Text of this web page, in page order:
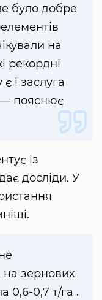
було добре
на
рекордні
і заслуга
— пояснює
із
досліди. У
на зернових
0,6-0,7 т/га .